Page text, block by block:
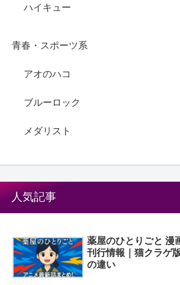
ハイキュー
青春・スポーツ系
アオのハコ
ブルーロック
メダリスト
人気記事
薬屋のひとりごと 漫
刊行情報｜猫クラゲ
の違い